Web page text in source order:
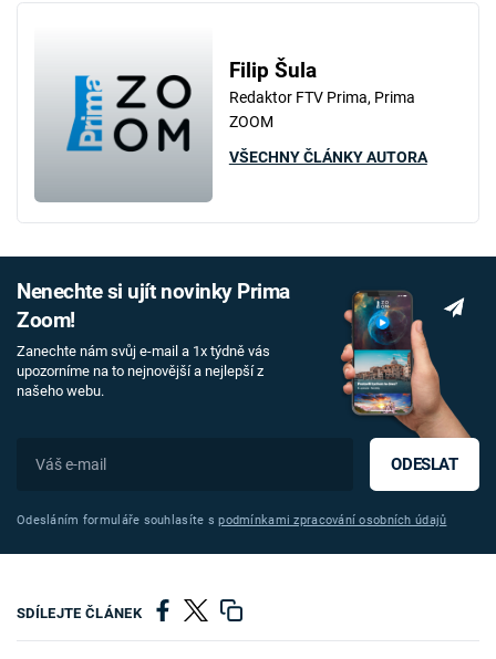
Filip Šula
Redaktor FTV Prima, Prima
ZOOM
VŠECHNY ČLÁNKY AUTORA
Nenechte si ujít novinky Prima
Zoom!
Zanechte nám svůj e-mail a 1x týdně vás
upozorníme na to nejnovější a nejlepší z
našeho webu.
ODESLAT
Odesláním formuláře souhlasíte spodmínkami zpracování osobních údajů
SDÍLEJTE ČLÁNEK